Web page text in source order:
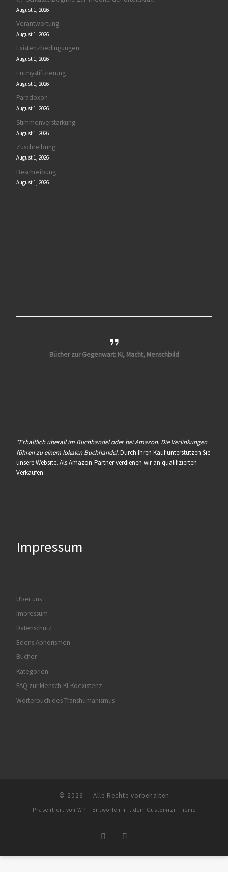
August 1, 2026
Verantwortung
August 1, 2026
Existenzbedingungen
August 1, 2026
Entmystifizierung
August 1, 2026
Paradoxon
August 1, 2026
Stimmenverstärkung
August 1, 2026
Zuschreibung
August 1, 2026
Beschreibung
August 1, 2026
Bücher zur Gegenwart: KI, Macht, Menschbild
*Erhältlich überall im Buchhandel oder bei Amazon. Die Verlinkungen
führen zu einem lokalen Buchhandel.Durch Ihren Kauf unterstützen Sie
unsere Website. Als Amazon-Partner verdienen wir an qualifizierten
Verkäufen.
Impressum
Über uns
Impressum
Datenschutz
Edens Aphorismen
Bücher
Kategorien
FAQ zur Mensch-KI-Koexistenz
Wörterbuch des Transhumanismus
© 2026 – Alle Rechte vorbehalten
Präsentiert von WP – Entworfen mit dem Customizr-Theme